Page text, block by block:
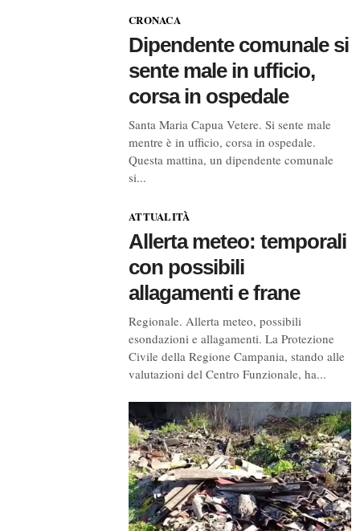
CRONACA
Dipendente comunale si
sente male in ufficio,
corsa in ospedale
Santa Maria Capua Vetere. Si sente male
mentre è in ufficio, corsa in ospedale.
Questa mattina, un dipendente comunale
si...
ATTUALITÀ
Allerta meteo: temporali
con possibili
allagamenti e frane
Regionale. Allerta meteo, possibili
esondazioni e allagamenti. La Protezione
Civile della Regione Campania, stando alle
valutazioni del Centro Funzionale, ha...